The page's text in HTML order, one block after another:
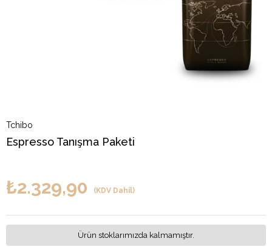
Tchibo
Espresso Tanışma Paketi
₺2.329,90 (KDV Dahil)
Ürün stoklarımızda kalmamıştır.